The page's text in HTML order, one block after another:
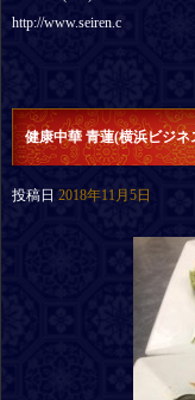
http://www.seiren.c
健康中華 青蓮(横浜ビジ
投稿日 2018年11月5日